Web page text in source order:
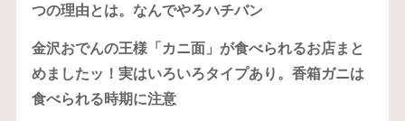
つの理由とは。なんでやろハチバン
金沢おでんの王様「カニ面」が食べられるお店まと
めましたッ！実はいろいろタイプあり。香箱ガニは
食べられる時期に注意